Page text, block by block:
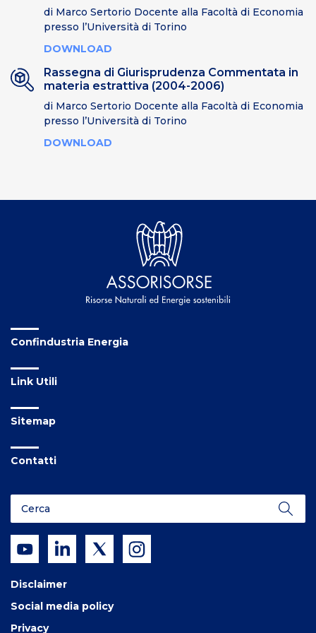
di Marco Sertorio Docente alla Facoltà di Economia
presso l’Università di Torino
DOWNLOAD
Rassegna di Giurisprudenza Commentata in
materia estrattiva (2004-2006)
di Marco Sertorio Docente alla Facoltà di Economia
presso l’Università di Torino
DOWNLOAD
Confindustria Energia
Link Utili
Sitemap
Contatti
Disclaimer
Social media policy
Privacy